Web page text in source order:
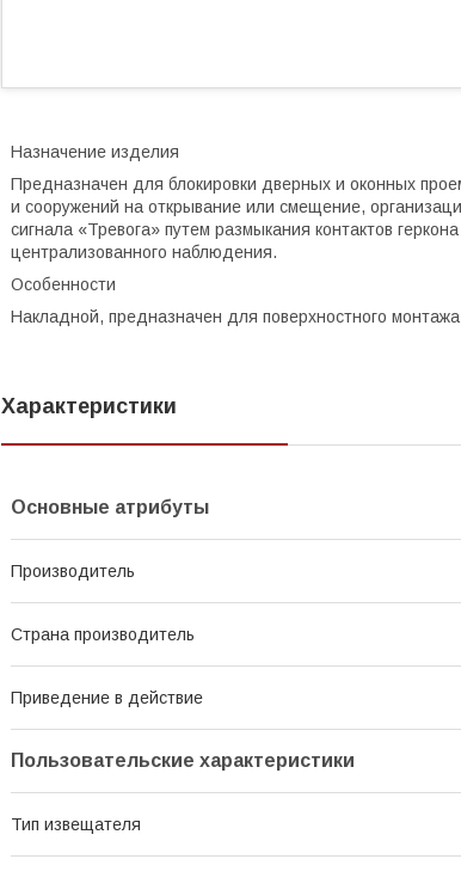
Назначение изделия
Предназначен для блокировки дверных и оконных
и сооружений на открывание или смещение,
сигнала «Тревога» путем размыкания контактов
централизованного наблюдения.
Особенности
Накладной, предназначен для поверхностного
Характеристики
Основные атрибуты
Производитель
Страна производитель
Приведение в действие
Пользовательские характеристики
Тип извещателя